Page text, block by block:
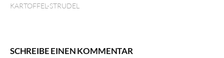
KARTOFFEL-STRUDEL
SCHREIBE EINEN KOMMENTAR